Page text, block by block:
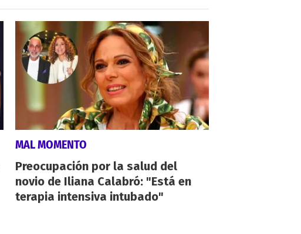
MAL MOMENTO
Preocupación por la salud del
novio de Iliana Calabró: "Está en
terapia intensiva intubado"